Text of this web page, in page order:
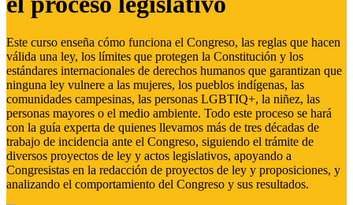
Este curso enseña cómo funciona el Congreso, las reglas que hacen
válida una ley, los límites que protegen la Constitución y los
estándares internacionales de derechos humanos que garantizan que
ninguna ley vulnere a las mujeres, los pueblos indígenas, las
comunidades campesinas, las personas LGBTIQ+, la niñez, las
personas mayores o el medio ambiente. Todo este proceso se hará
con la guía experta de quienes llevamos más de tres décadas de
trabajo de incidencia ante el Congreso, siguiendo el trámite de
diversos proyectos de ley y actos legislativos, apoyando a
Congresistas en la redacción de proyectos de ley y proposiciones, y
analizando el comportamiento del Congreso y sus resultados.